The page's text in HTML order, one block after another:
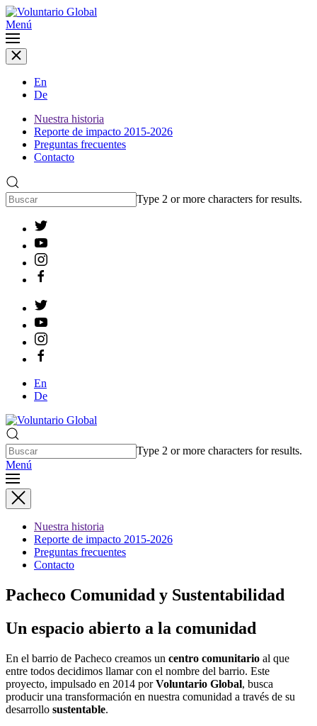
Menú
En
De
Nuestra historia
Reporte de impacto 2015-2026
Preguntas frecuentes
Contacto
Type 2 or more characters for results.
En
De
Type 2 or more characters for results.
Menú
Nuestra historia
Reporte de impacto 2015-2026
Preguntas frecuentes
Contacto
Pacheco Comunidad y Sustentabilidad
Un espacio abierto a la comunidad
En el barrio de Pacheco creamos un centro comunitario al que
entre todos decidimos llamar con el nombre del barrio. Este
proyecto, impulsado en 2014 porVoluntario Global, busca
producir una transformación en nuestra comunidad a través de su
desarrollo sustentable.